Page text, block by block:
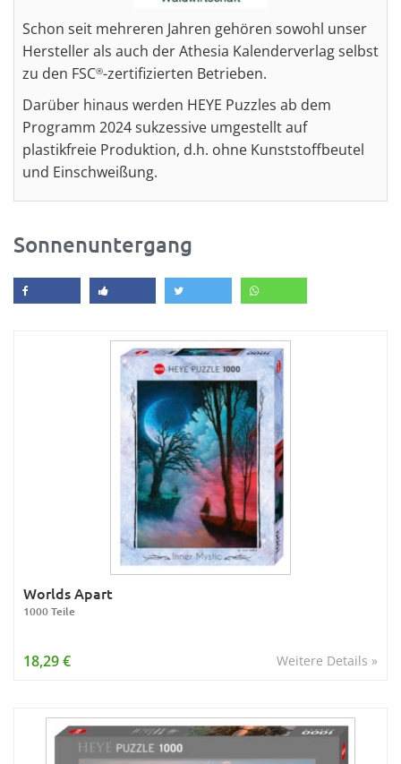
Schon seit mehreren Jahren gehören sowohl unser
Hersteller als auch der Athesia Kalenderverlag selbst
zu den FSC®-zertifizierten Betrieben.
Darüber hinaus werden HEYE Puzzles ab dem
Programm 2024 sukzessive umgestellt auf
plastikfreie Produktion, d.h. ohne Kunststoffbeutel
und Einschweißung.
Sonnenuntergang
Worlds Apart
1000 Teile
Weitere Details »
18,29 €